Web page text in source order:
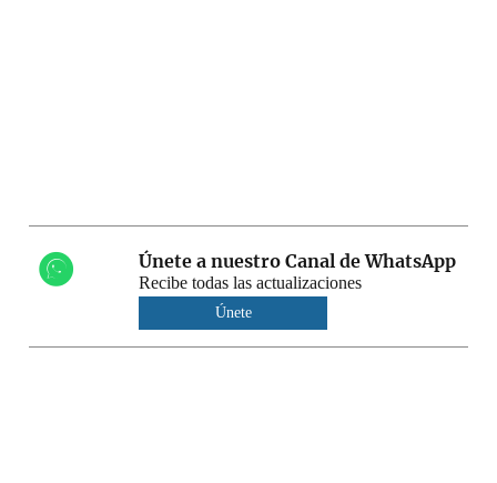
Únete a nuestro Canal de WhatsApp
Recibe todas las actualizaciones
Únete